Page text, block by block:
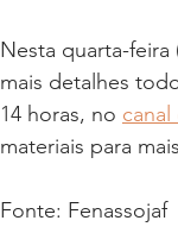
Nesta quarta-feira
mais detalhes
14 horas, no
materiais para
Fonte: Fenassojaf